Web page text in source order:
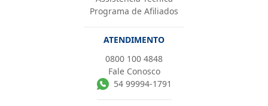
Programa de Afiliados
ATENDIMENTO
0800 100 4848
Fale Conosco
54 99994-1791